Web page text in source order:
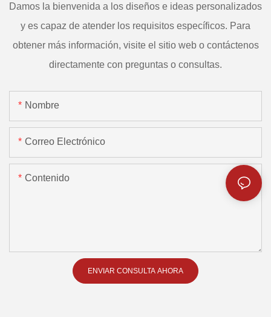
Damos la bienvenida a los diseños e ideas personalizados
y es capaz de atender los requisitos específicos. Para
obtener más información, visite el sitio web o contáctenos
directamente con preguntas o consultas.
Nombre
Correo Electrónico
Contenido
ENVIAR CONSULTA AHORA